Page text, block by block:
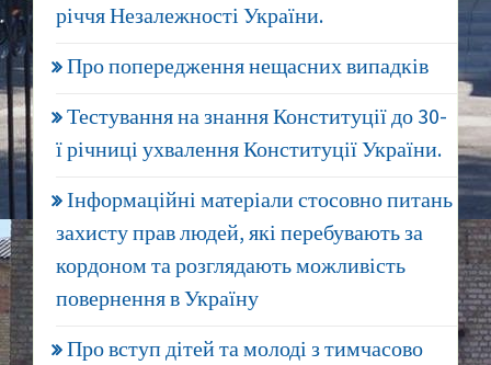
річчя Незалежності України.
Про попередження нещасних випадків
Тестування на знання Конституції до 30-
ї річниці ухвалення Конституції України.
Інформаційні матеріали стосовно питань
захисту прав людей, які перебувають за
кордоном та розглядають можливість
повернення в Україну
Про вступ дітей та молоді з тимчасово